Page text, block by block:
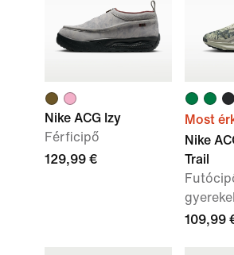
Nike ACG Izy
Férficipő
129,99 €
Most
Nike
Trail
109,99